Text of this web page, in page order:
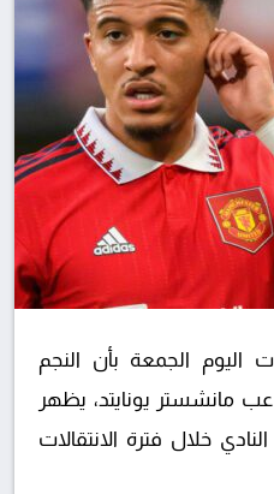
اليوم الجمعة بأن النجم
مانشستر يونايتد، يظهر
خلال فترة الانتقالات